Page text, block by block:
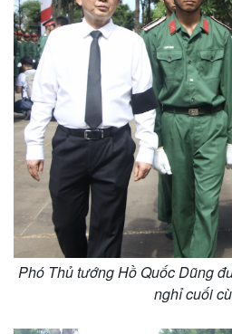
Phó Thủ tướng Hồ Quốc Dũng
nghỉ cuối